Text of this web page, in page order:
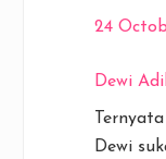
24
Dewi
Dewi